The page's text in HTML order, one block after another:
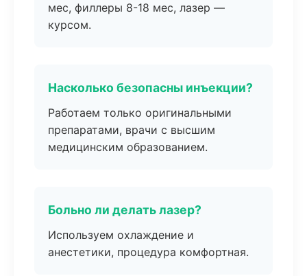
мес, филлеры 8-18 мес, лазер —
курсом.
Насколько безопасны инъекции?
Работаем только оригинальными
препаратами, врачи с высшим
медицинским образованием.
Больно ли делать лазер?
Используем охлаждение и
анестетики, процедура комфортная.